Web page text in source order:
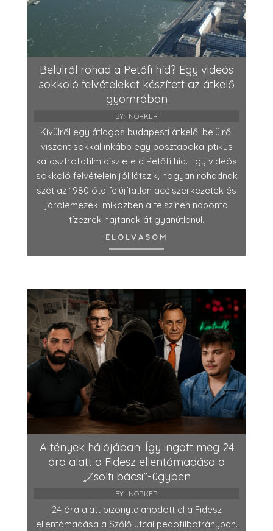
Belülről rohad a Petőfi híd? Egy videós
sokkoló felvételeket készített az átkelő
gyomrában
BY: NORKER
Kívülről egy átlagos budapesti átkelő, belülről
viszont sokkal inkább egy posztapokaliptikus
katasztrófafilm díszlete a Petőfi híd. Egy videós
sokkoló felvételein jól látszik, hogyan rohadnak
szét az 1980 óta felújítatlan acélszerkezetek és
járólemezek, miközben a felszínen naponta
tízezrek hajtanak át gyanútlanul.
ELOLVASOM
A tények hálójában: Így ingott meg 24
óra alatt a Fidesz ellentámadása a
„Zsolti bácsi”-ügyben
BY: NORKER
24 óra alatt bizonytalanodott el a Fidesz
ellentámadása a Szőlő utcai pedofilbotrányban.